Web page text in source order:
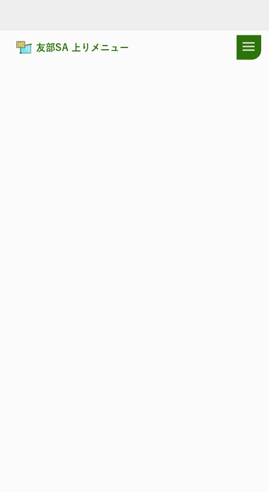
友部SA 上りメニュー